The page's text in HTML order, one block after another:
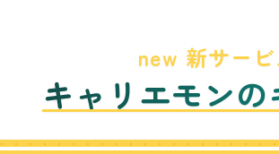
new 新サービ
キャリエモン